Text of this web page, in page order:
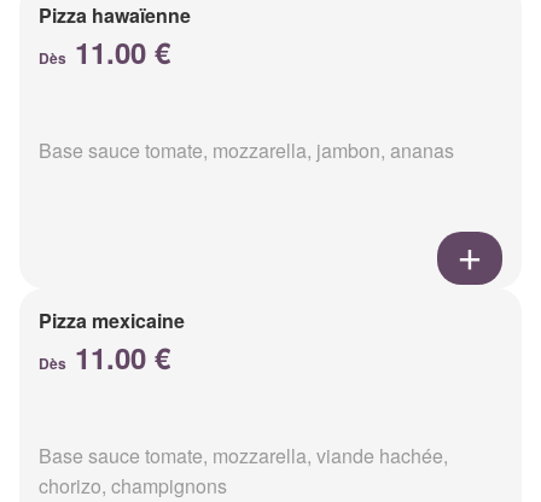
Pizza hawaïenne
Dès 11.00 €
Base sauce tomate, mozzarella, jambon, ananas
Pizza mexicaine
Dès 11.00 €
Base sauce tomate, mozzarella, viande hachée,
chorizo, champignons